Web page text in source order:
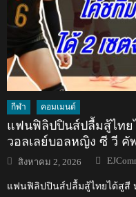
กีฬา คอมเมนต์
แฟนฟิลิปปินส์ปลื้มสู้ไทย
วอลเลย์บอลหญิง ซี วี คั
Posted
on
สิงหาคม 2, 2026 Author
แฟนฟิลิปปินส์ปลื้มสู้ไทยได้สูสี